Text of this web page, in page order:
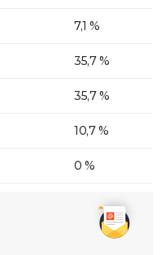
7,1 %
35,7 %
35,7 %
10,7 %
0 %